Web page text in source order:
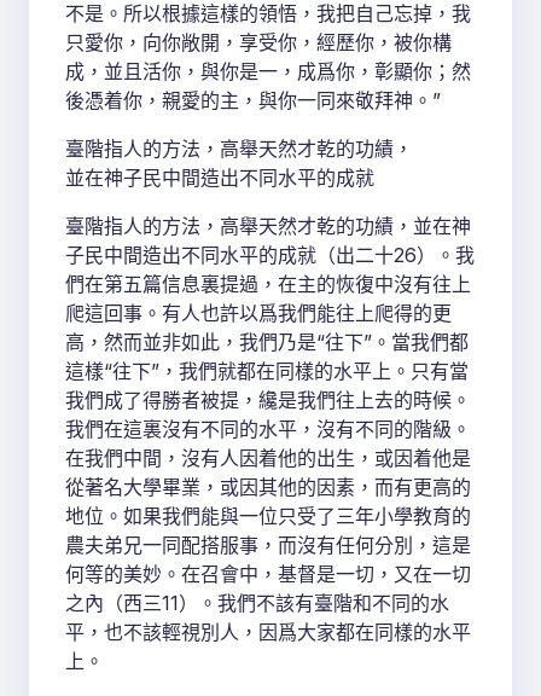
不是。所以根據這樣的領悟，我把自己忘掉，我
只愛你，向你敞開，享受你，經歷你，被你構
成，並且活你，與你是一，成爲你，彰顯你；然
後憑着你，親愛的主，與你一同來敬拜神。”
臺階指人的方法，高舉天然才乾的功績，
並在神子民中間造出不同水平的成就
臺階指人的方法，高舉天然才乾的功績，並在神
子民中間造出不同水平的成就（出二十26）。我
們在第五篇信息裏提過，在主的恢復中沒有往上
爬這回事。有人也許以爲我們能往上爬得的更
高，然而並非如此，我們乃是“往下”。當我們都
這樣“往下”，我們就都在同樣的水平上。只有當
我們成了得勝者被提，纔是我們往上去的時候。
我們在這裏沒有不同的水平，沒有不同的階級。
在我們中間，沒有人因着他的出生，或因着他是
從著名大學畢業，或因其他的因素，而有更高的
地位。如果我們能與一位只受了三年小學教育的
農夫弟兄一同配搭服事，而沒有任何分別，這是
何等的美妙。在召會中，基督是一切，又在一切
之內（西三11）。我們不該有臺階和不同的水
平，也不該輕視別人，因爲大家都在同樣的水平
上。